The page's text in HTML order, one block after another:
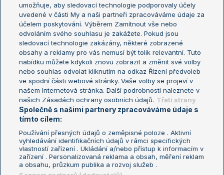
Sázkařský žebříček
Wimbledon
US Open
Turnaj mistrů
Turnaj mistryň
Aktualní trendy
Fotbalové přestupy
Livesport Daily
LS Prague Open
Podmínky užití
Nastavení soukromí
GDPR a žurnalistika
Reklama
Kontakt
Informace o zpracování osobních
umožňuje, aby sledovací technologie podporovaly účely
uvedené v části My a naši partneři zpracováváme údaje za
účelem poskytování. Výběrem Zamítnout vše nebo
odvoláním svého souhlasu je zakážete. Pokud jsou
sledovací technologie zakázány, některé zobrazené
obsahy a reklamy pro vás nemusí být tolik relevantní. Tuto
nabídku můžete kdykoli znovu zobrazit a změnit své volby
nebo souhlas odvolat kliknutím na odkaz Řízení předvoleb
ve spodní části webové stránky. Vaše volby se projeví v
našem Internetová stránka. Další podrobnosti naleznete v
našich Zásadách ochrany osobních údajů. Třetí strany
Společně s našimi partnery zpracováváme údaje s
tímto cílem:
Používání přesných údajů o zeměpisné poloze . Aktivní
vyhledávání identifikačních údajů v rámci specifických
vlastností zařízení . Ukládání a/nebo přístup k informacím v
zařízení . Personalizovaná reklama a obsah, měření reklam
a obsahu, průzkum publika a rozvoj služeb .